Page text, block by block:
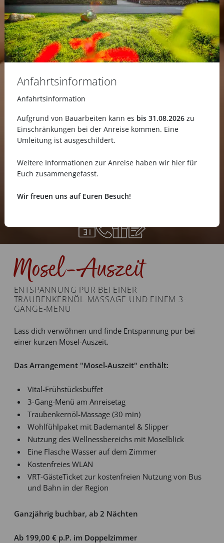
ENTSPANNUNG PUR BEI EINER
TRAUBENKERNÖL-MASSAGE UND EINEM 3-
GÄNGE-MENÜ
Mosel-Auszeit
Lass dich verwöhnen und finde Entspannung pur bei
einer kurzen Mosel-Auszeit.
Das Arrangement "Mosel-Auszeit" enthält:
Vital-Frühstücksbuffet
3-Gang-Menü am Anreisetag
Traubenkernöl-Massage (30 min)
Wohlfühlpaket mit Bademantel & Slipper
Nutzung des Wellnessbereichs mit Moselblick
Eine Flasche Wasser auf dem Zimmer
Kostenfreies WLAN
VRT-GästeTicket zur kostenfreien Nutzung von Bus
und Bahn in der Region
Ganzjährig buchbar, ab 2 Nächten
Ab 199,00 € p.P. im Doppelzimmer
Anfahrtsinformation
Anfahrtsinformation
Aufgrund von Bauarbeiten kann es bis 31.08.2026zu
Einschränkungen bei der Anreise kommen. Eine
Umleitung ist ausgeschildert.
Weitere Informationen zur Anreise haben wir hierfür
Euch zusammengefasst.
Wir freuen uns auf Euren Besuch!